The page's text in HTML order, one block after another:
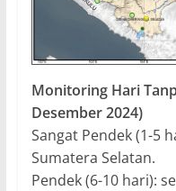
Monitoring Hari
Desember 2024)
Sangat Pendek (1-5
Sumatera Selatan.
Pendek (6-10 hari):